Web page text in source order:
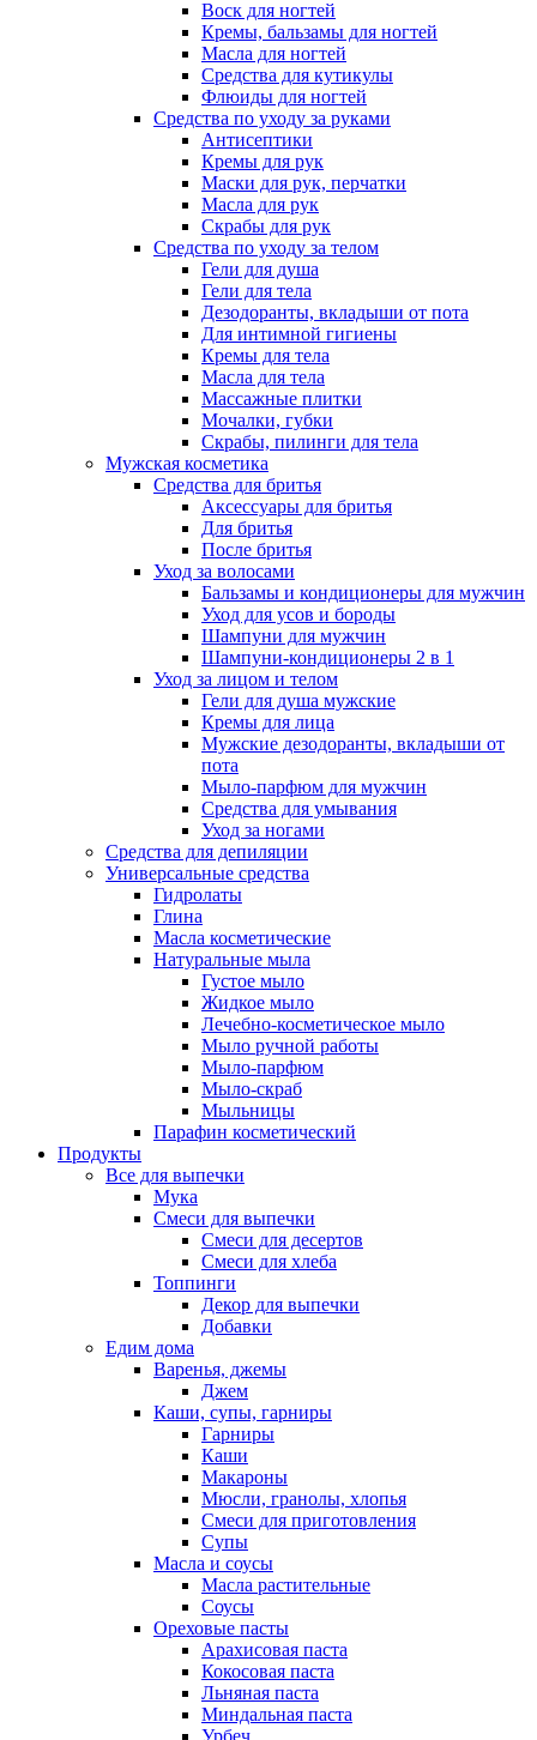
Воск для ногтей
Кремы, бальзамы для ногтей
Масла для ногтей
Средства для кутикулы
Флюиды для ногтей
Средства по уходу за руками
Антисептики
Кремы для рук
Маски для рук, перчатки
Масла для рук
Скрабы для рук
Средства по уходу за телом
Гели для душа
Гели для тела
Дезодоранты, вкладыши от пота
Для интимной гигиены
Кремы для тела
Масла для тела
Массажные плитки
Мочалки, губки
Скрабы, пилинги для тела
Мужская косметика
Средства для бритья
Аксессуары для бритья
Для бритья
После бритья
Уход за волосами
Бальзамы и кондиционеры для мужчин
Уход для усов и бороды
Шампуни для мужчин
Шампуни-кондиционеры 2 в 1
Уход за лицом и телом
Гели для душа мужские
Кремы для лица
Мужские дезодоранты, вкладыши от
пота
Мыло-парфюм для мужчин
Средства для умывания
Уход за ногами
Средства для депиляции
Универсальные средства
Гидролаты
Глина
Масла косметические
Натуральные мыла
Густое мыло
Жидкое мыло
Лечебно-косметическое мыло
Мыло ручной работы
Мыло-парфюм
Мыло-скраб
Мыльницы
Парафин косметический
Продукты
Все для выпечки
Мука
Смеси для выпечки
Смеси для десертов
Смеси для хлеба
Топпинги
Декор для выпечки
Добавки
Едим дома
Варенья, джемы
Джем
Каши, супы, гарниры
Гарниры
Каши
Макароны
Мюсли, гранолы, хлопья
Смеси для приготовления
Супы
Масла и соусы
Масла растительные
Соусы
Ореховые пасты
Арахисовая паста
Кокосовая паста
Льняная паста
Миндальная паста
Урбеч